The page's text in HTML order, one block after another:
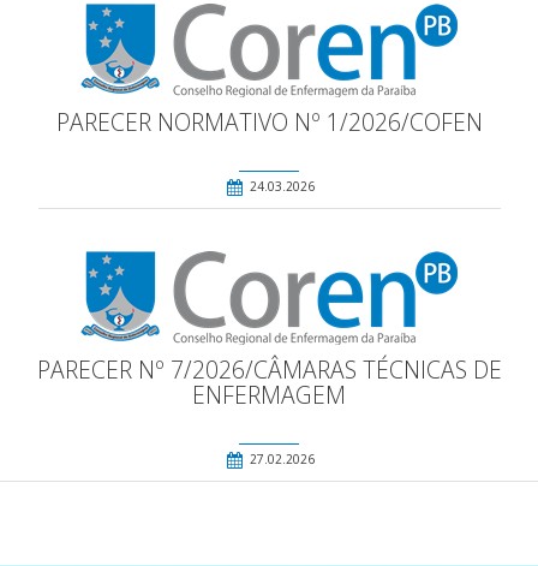
PARECER NORMATIVO Nº 1/2026/COFEN
24.03.2026
PARECER Nº 7/2026/CÂMARAS TÉCNICAS DE
ENFERMAGEM
27.02.2026